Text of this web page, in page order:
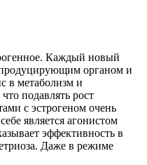
Каждый новый
органом и
в метаболизм и
подавлять рост
с эстрогеном очень
является агонистом
эффективность в
Даже в режиме